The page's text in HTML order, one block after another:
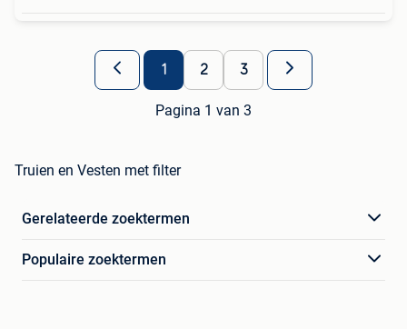
1 2 3
Pagina 1 van 3
Truien en Vesten met filter
Gerelateerde zoektermen
Populaire zoektermen